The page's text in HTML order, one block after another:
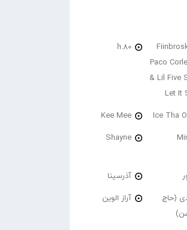
Paco
& Lil Five
Let It
h.80
Ice Tha
Kee Mee
Shayne
آذرسینا
(حاج
آراز الوین